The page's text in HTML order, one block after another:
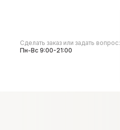
Сделать заказ или задать вопрос:
Пн-Вс 9:00-21:00